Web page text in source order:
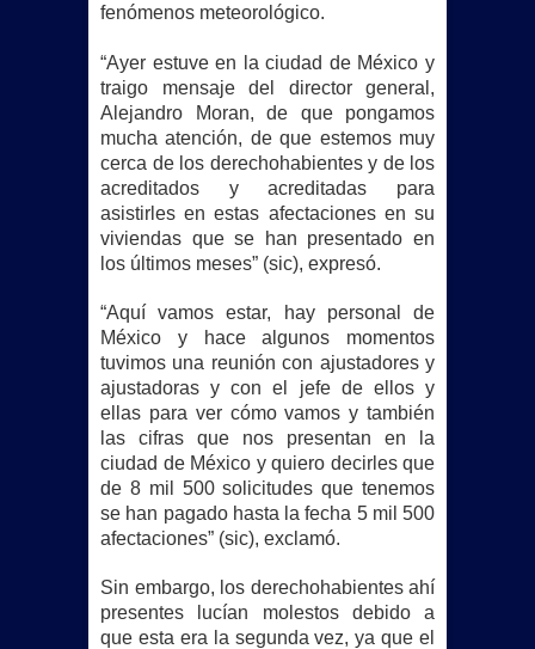
fenómenos meteorológico.
“Ayer estuve en la ciudad de México y
traigo mensaje del director general,
Alejandro Moran, de que pongamos
mucha atención, de que estemos muy
cerca de los derechohabientes y de los
acreditados y acreditadas para
asistirles en estas afectaciones en su
viviendas que se han presentado en
los últimos meses” (sic), expresó.
“Aquí vamos estar, hay personal de
México y hace algunos momentos
tuvimos una reunión con ajustadores y
ajustadoras y con el jefe de ellos y
ellas para ver cómo vamos y también
las cifras que nos presentan en la
ciudad de México y quiero decirles que
de 8 mil 500 solicitudes que tenemos
se han pagado hasta la fecha 5 mil 500
afectaciones” (sic), exclamó.
Sin embargo, los derechohabientes ahí
presentes lucían molestos debido a
que esta era la segunda vez, ya que el